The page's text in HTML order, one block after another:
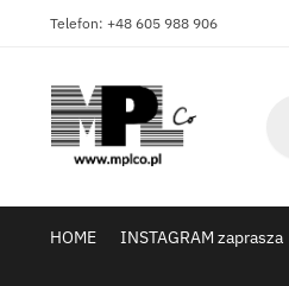
Telefon: +48 605 988 906
HOME INSTAGRAM zaprasza